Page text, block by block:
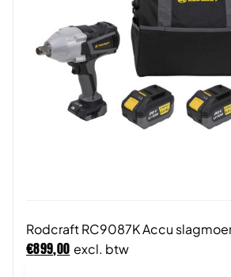
Rodcraft RC9087K Accu
€899,00 excl. btw